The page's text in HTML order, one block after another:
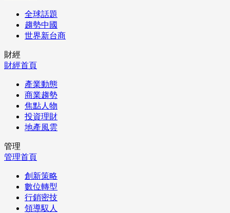
全球話題
趨勢中國
世界新台商
財經
財經首頁
產業動態
商業趨勢
焦點人物
投資理財
地產風雲
管理
管理首頁
創新策略
數位轉型
行銷密技
領導馭人